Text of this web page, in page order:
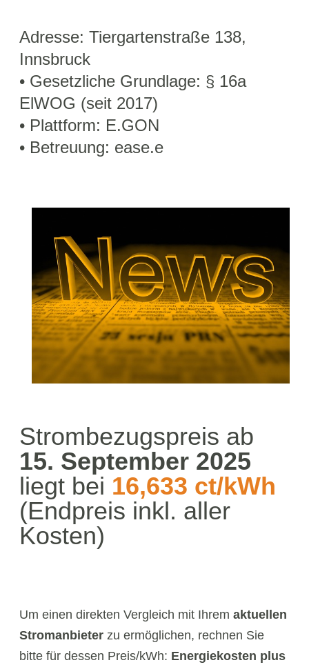
Adresse: Tiergartenstraße 138,
Innsbruck
• Gesetzliche Grundlage: § 16a
ElWOG (seit 2017)
• Plattform: E.GON
• Betreuung: ease.e
Strombezugspreis ab
15. September 2025
liegt bei 16,633 ct/kWh
(Endpreis inkl. aller
Kosten)
Um einen direkten Vergleich mit Ihremaktuellen
Stromanbieter zu ermöglichen, rechnen Sie
bitte für dessen Preis/kWh: Energiekosten plus